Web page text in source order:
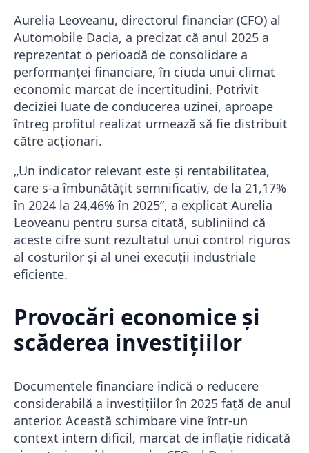
Aurelia Leoveanu, directorul financiar (CFO) al
Automobile Dacia, a precizat că anul 2025 a
reprezentat o perioadă de consolidare a
performanței financiare, în ciuda unui climat
economic marcat de incertitudini. Potrivit
deciziei luate de conducerea uzinei, aproape
întreg profitul realizat urmează să fie distribuit
către acționari.
„Un indicator relevant este și rentabilitatea,
care s-a îmbunătățit semnificativ, de la 21,17%
în 2024 la 24,46% în 2025”, a explicat Aurelia
Leoveanu pentru sursa citată, subliniind că
aceste cifre sunt rezultatul unui control riguros
al costurilor și al unei execuții industriale
eficiente.
Provocări economice și
scăderea investițiilor
Documentele financiare indică o reducere
considerabilă a investițiilor în 2025 față de anul
anterior. Această schimbare vine într-un
context intern dificil, marcat de inflație ridicată